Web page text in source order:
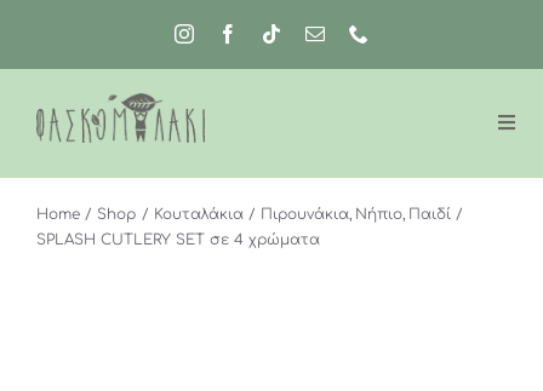
περιεχόμενο
Home Shop Κουταλάκια / Πιρουνάκια Νήπιο Παιδί
SPLASH CUTLERY SET σε 4 χρώματα